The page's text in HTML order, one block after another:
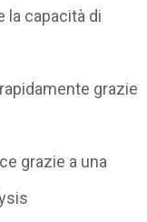
la capacità di
grazie
grazie a una